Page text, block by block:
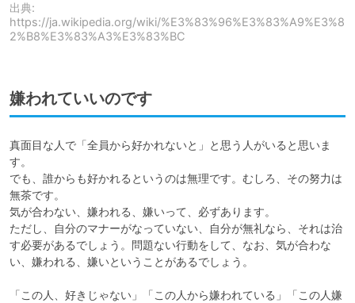
出典:
https://ja.wikipedia.org/wiki/%E3%83%96%E3%83%A9%E3%8
2%B8%E3%83%A3%E3%83%BC
嫌われていいのです
真面目な人で「全員から好かれないと」と思う人がいると思いま
す。
でも、誰からも好かれるというのは無理です。むしろ、その努力は
無茶です。
気が合わない、嫌われる、嫌いって、必ずあります。
ただし、自分のマナーがなっていない、自分が無礼なら、それは治
す必要があるでしょう。問題ない行動をして、なお、気が合わな
い、嫌われる、嫌いということがあるでしょう。
「この人、好きじゃない」「この人から嫌われている」「この人嫌